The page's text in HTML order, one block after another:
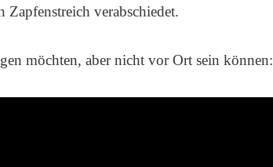
Zapfenstreich verabschiedet.
möchten, aber nicht vor Ort sein können: